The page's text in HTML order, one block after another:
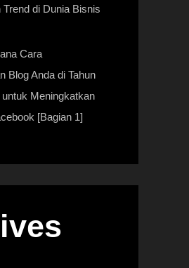
di Dunia Bisnis
Cara
Blog Anda di Tahun
untuk Meningkatkan
[Bagian 1]